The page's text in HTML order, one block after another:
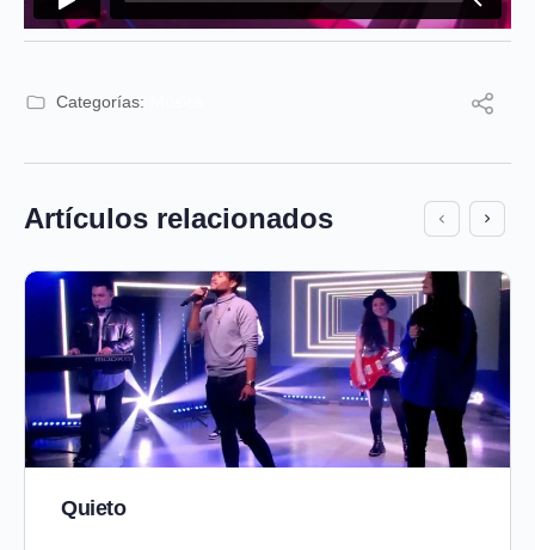
Categorías:
Artículos relacionados
Quieto